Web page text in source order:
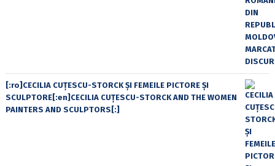
[:ro]CECILIA CUŢESCU-STORCK ŞI FEMEILE PICTORE ŞI
SCULPTORE[:en]CECILIA CUŢESCU-STORCK AND THE WOMEN
PAINTERS AND SCULPTORS[:]